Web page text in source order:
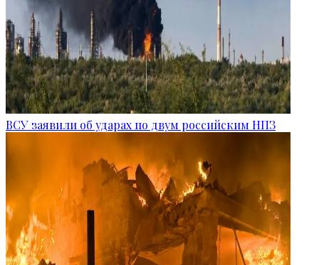
ВСУ заявили об ударах по двум российским НПЗ